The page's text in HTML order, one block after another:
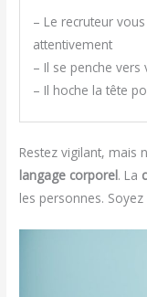
– Le recruteur
attentivement
– Il se penche vers
– Il hoche la tête
Restez vigilant, mais
langage corporel. La
les personnes.